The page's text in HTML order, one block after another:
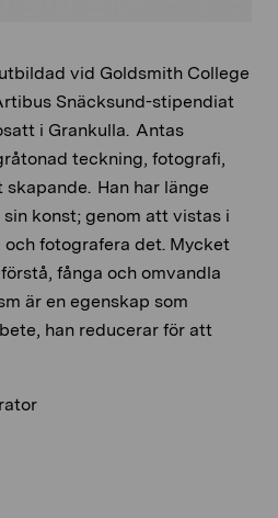
vid Goldsmith College
Snäcksund-stipendiat
i Grankulla. Antas
teckning, fotografi,
Han har länge
konst; genom att vistas i
fotografera det. Mycket
fånga och omvandla
är en egenskap som
han reducerar för att